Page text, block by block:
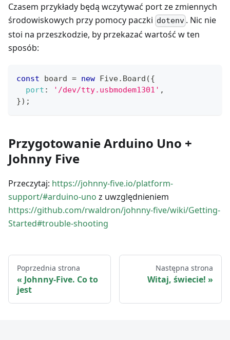
Czasem przykłady będą wczytywać port ze zmiennych
środowiskowych przy pomocy paczki dotenv . Nic nie
stoi na przeszkodzie, by przekazać wartość w ten
sposób:
const board = new Five. Board ({
port : '/dev/tty.usbmodem1301' ,
}) ;
Przygotowanie Arduino Uno +
Johnny Five
Przeczytaj: https://johnny-five.io/platform-
support/#arduino-uno z uwzględnieniem
https://github.com/rwaldron/johnny-five/wiki/Getting-
Started#trouble-shooting
Poprzednia strona
Johnny-Five. Co to
jest
Następna strona
Witaj, świecie!